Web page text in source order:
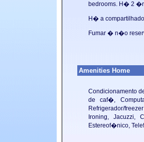
bedrooms. H� 2
H� a
Fumar � n�o
Amenities Home
Condicionamento
de caf�,
Refrigerador/
Ironing, Jacuzzi,
Estereof�nico,